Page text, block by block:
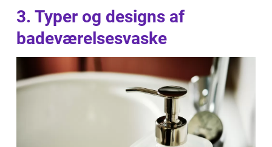
3. Typer og designs af
badeværelsesvaske